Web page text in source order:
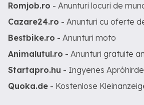
Romjob.ro - Anunturi locuri de
Cazare24.ro - Anunturi cu oferte
Bestbike.ro - Anunturi moto
Animalutul.ro - Anunturi gratuite
Startapro.hu - Ingyenes
Quoka.de - Kostenlose